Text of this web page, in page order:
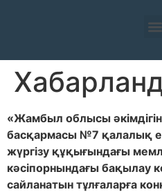
«Жамбыл облысы
басқармасы №7 қалалық
жүргізу құқығындағы
кәсіпорнындағы бақылау
сайланатын тұлғаларға